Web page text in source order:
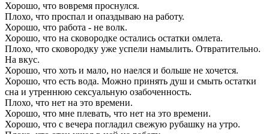
Хорошо, что вовремя проснулся.
Плохо, что проспал и опаздываю на работу.
Хорошо, что работа - не волк.
Хорошо, что на сковородке остались остатки омлета.
Плохо, что сковородку уже успели намылить. Отвратительно.
На вкус.
Хорошо, что хоть и мало, но наелся и больше не хочется.
Хорошо, что есть вода. Можно принять душ и смыть остатки
сна и утреннюю сексуальную озабоченность.
Плохо, что нет на это времени.
Хорошо, что мне плевать, что нет на это времени.
Хорошо, что с вечера погладил свежую рубашку на утро.